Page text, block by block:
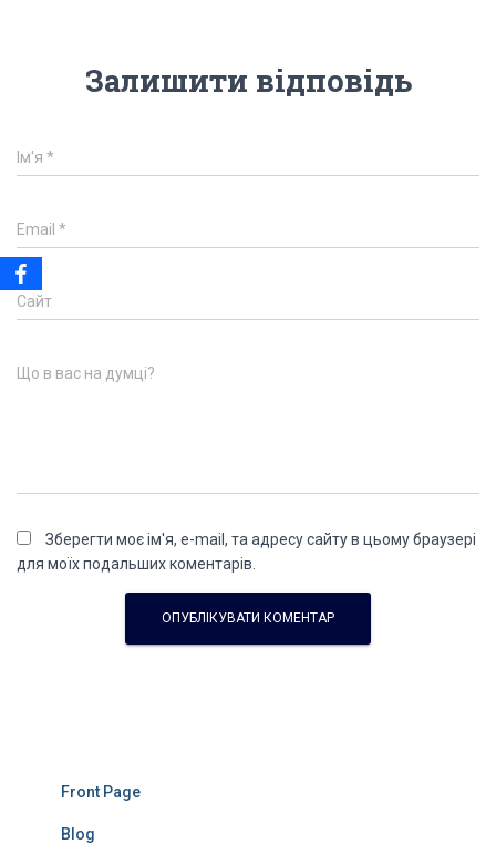
Залишити відповідь
Ім'я *
Email *
Сайт
Що в вас на думці?
Зберегти моє ім'я, e-mail, та адресу сайту в цьому браузері
для моїх подальших коментарів.
Front Page
Blog